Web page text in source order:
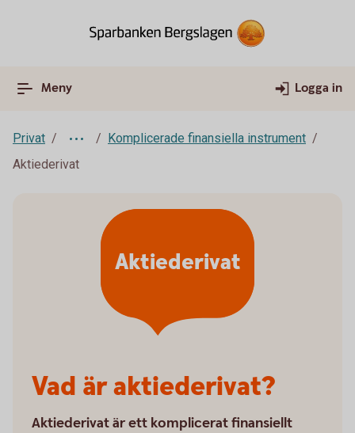
Meny Logga in
Privat
Komplicerade finansiella instrument
Aktiederivat
Vad är aktiederivat?
Aktiederivat är ett komplicerat finansiellt
Aktiederivat